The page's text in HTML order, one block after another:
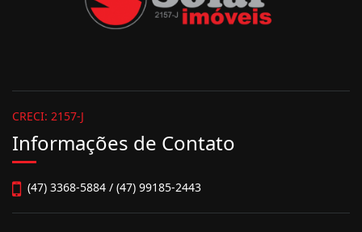
CRECI: 2157-J
Informações de Contato
(47) 3368-5884 / (47) 99185-2443